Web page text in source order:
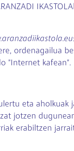
ordenagailua
"Internet kafean".
eta aholkuak
jotzen
erabiltzen